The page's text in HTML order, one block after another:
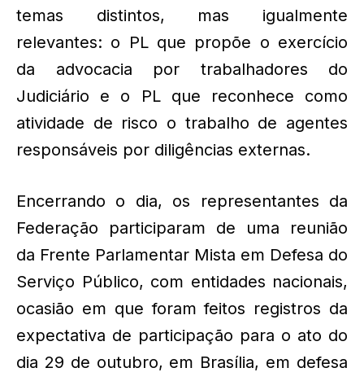
temas distintos, mas igualmente
relevantes: o PL que propõe o exercício
da advocacia por trabalhadores do
Judiciário e o PL que reconhece como
atividade de risco o trabalho de agentes
responsáveis por diligências externas.
Encerrando o dia, os representantes da
Federação participaram de uma reunião
da Frente Parlamentar Mista em Defesa do
Serviço Público, com entidades nacionais,
ocasião em que foram feitos registros da
expectativa de participação para o ato do
dia 29 de outubro, em Brasília, em defesa